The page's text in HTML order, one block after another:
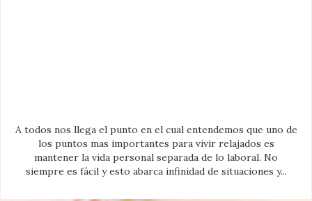
A todos nos llega el punto en el cual entendemos que uno de
los puntos mas importantes para vivir relajados es
mantener la vida personal separada de lo laboral. No
siempre es fácil y esto abarca infinidad de situaciones y...